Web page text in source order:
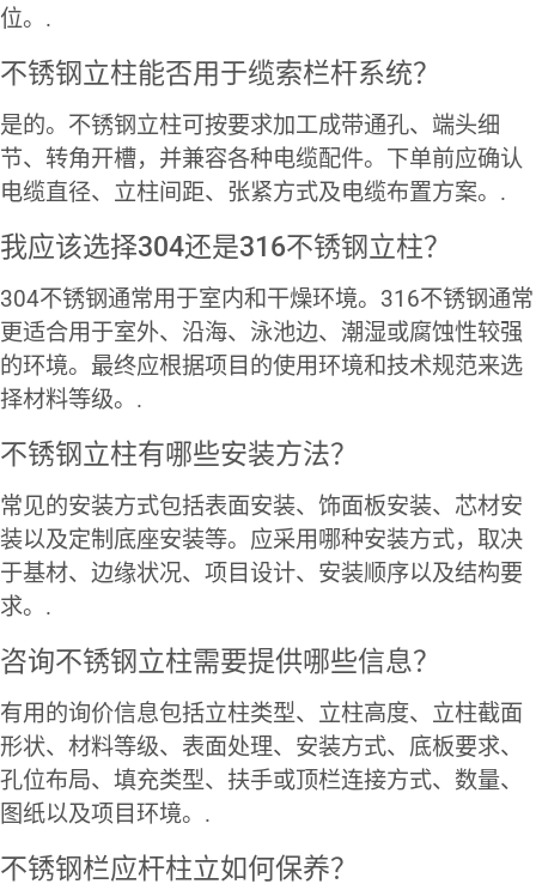
位。.
不锈钢立柱能否用于缆索栏杆系统？
是的。不锈钢立柱可按要求加工成带通孔、端头细
节、转角开槽，并兼容各种电缆配件。下单前应确认
电缆直径、立柱间距、张紧方式及电缆布置方案。.
我应该选择304还是316不锈钢立柱？
304不锈钢通常用于室内和干燥环境。316不锈钢通常
更适合用于室外、沿海、泳池边、潮湿或腐蚀性较强
的环境。最终应根据项目的使用环境和技术规范来选
择材料等级。.
不锈钢立柱有哪些安装方法？
常见的安装方式包括表面安装、饰面板安装、芯材安
装以及定制底座安装等。应采用哪种安装方式，取决
于基材、边缘状况、项目设计、安装顺序以及结构要
求。.
咨询不锈钢立柱需要提供哪些信息？
有用的询价信息包括立柱类型、立柱高度、立柱截面
形状、材料等级、表面处理、安装方式、底板要求、
孔位布局、填充类型、扶手或顶栏连接方式、数量、
图纸以及项目环境。.
不锈钢栏应杆柱立如何保养？